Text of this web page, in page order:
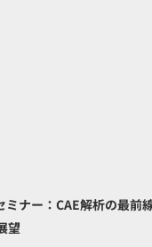
ミナー：CAE解析の最前
望